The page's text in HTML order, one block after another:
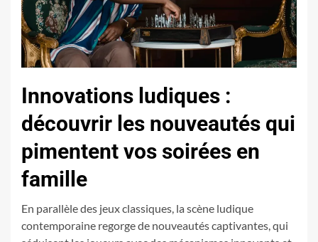
Innovations ludiques :
découvrir les nouveautés qui
pimentent vos soirées en
famille
En parallèle des jeux classiques, la scène ludique
contemporaine regorge de nouveautés captivantes, qui